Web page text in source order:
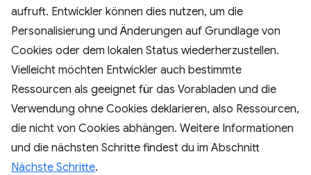
aufruft. Entwickler können dies nutzen, um die
Personalisierung und Änderungen auf Grundlage von
Cookies oder dem lokalen Status wiederherzustellen.
Vielleicht möchten Entwickler auch bestimmte
Ressourcen als geeignet für das Vorabladen und die
Verwendung ohne Cookies deklarieren, also Ressourcen,
die nicht von Cookies abhängen. Weitere Informationen
und die nächsten Schritte findest du im Abschnitt
Nächste Schritte.